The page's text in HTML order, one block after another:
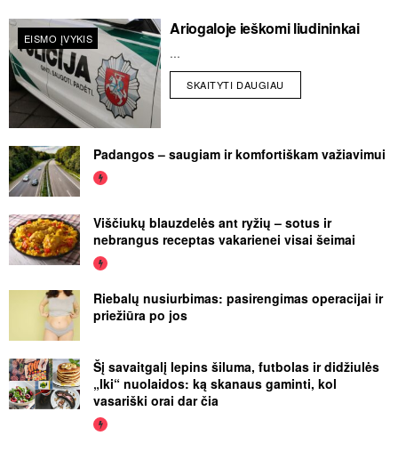
EISMO ĮVYKIS Ariogaloje ieškomi liudininkai
...
SKAITYTI DAUGIAU
Padangos – saugiam ir komfortiškam važiavimui
Viščiukų blauzdelės ant ryžių – sotus ir
nebrangus receptas vakarienei visai šeimai
Riebalų nusiurbimas: pasirengimas operacijai ir
priežiūra po jos
Šį savaitgalį lepins šiluma, futbolas ir didžiulės
„Iki“ nuolaidos: ką skanaus gaminti, kol
vasariški orai dar čia